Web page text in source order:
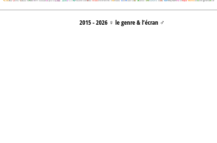
2015 - 2026 ♀ le genre & l’écran ♂